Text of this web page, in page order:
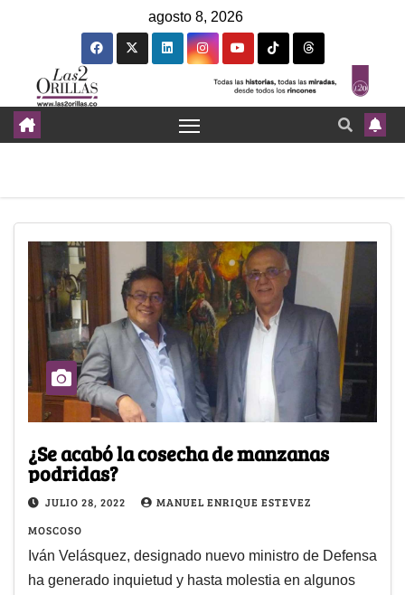
agosto 8, 2026
¿Se acabó la cosecha de manzanas
podridas?
JULIO 28, 2022
MANUEL ENRIQUE ESTEVEZ
MOSCOSO
Iván Velásquez, designado nuevo ministro de Defensa
ha generado inquietud y hasta molestia en algunos